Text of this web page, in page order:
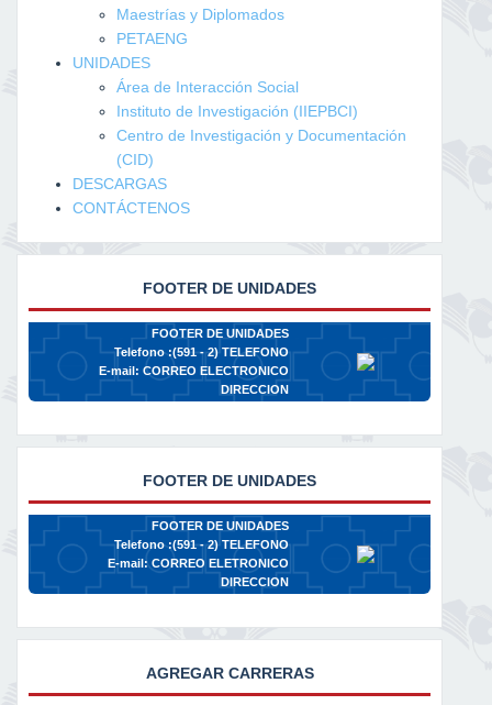
Maestrías y Diplomados
PETAENG
UNIDADES
Área de Interacción Social
Instituto de Investigación (IIEPBCI)
Centro de Investigación y Documentación
(CID)
DESCARGAS
CONTÁCTENOS
FOOTER DE UNIDADES
FOOTER DE UNIDADES
Telefono :(591 - 2)TELEFONO
E-mail: CORREO ELECTRONICO
DIRECCION
FOOTER DE UNIDADES
FOOTER DE UNIDADES
Telefono :(591 - 2)TELEFONO
E-mail:CORREO ELETRONICO
DIRECCION
AGREGAR CARRERAS